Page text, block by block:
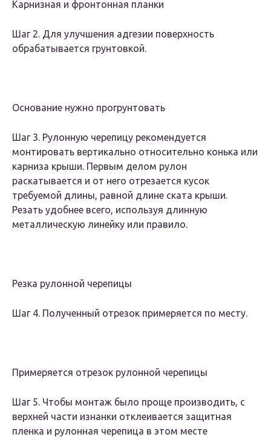
Карнизная и фронтонная планки
Шаг 2. Для улучшения адгезии поверхность
обрабатывается грунтовкой.
Основание нужно прогрунтовать
Шаг 3. Рулонную черепицу рекомендуется
монтировать вертикально относительно конька или
карниза крыши. Первым делом рулон
раскатывается и от него отрезается кусок
требуемой длины, равной длине ската крыши.
Резать удобнее всего, используя длинную
металлическую линейку или правило.
Резка рулонной черепицы
Шаг 4. Полученный отрезок примеряется по месту.
Примеряется отрезок рулонной черепицы
Шаг 5. Чтобы монтаж было проще производить, с
верхней части изнанки отклеивается защитная
пленка и рулонная черепица в этом месте